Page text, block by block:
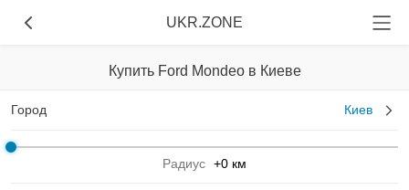
UKR.ZONE
Купить Ford Mondeo в Киеве
Город Киев
Радиус +0 км